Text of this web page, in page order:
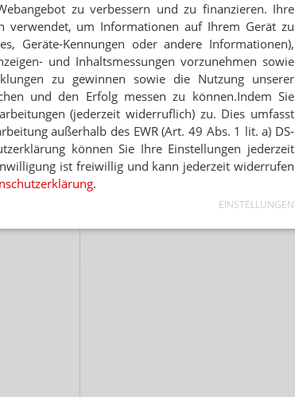
zu verbessern und zu finanzieren. Ihre
verwendet, um Informationen auf Ihrem Gerät zu
Geräte-Kennungen oder andere Informationen),
und Inhaltsmessungen vorzunehmen sowie
zu gewinnen sowie die Nutzung unserer
und den Erfolg messen zu können.Indem Sie
(jederzeit widerruflich) zu. Dies umfasst
außerhalb des EWR (Art. 49 Abs. 1 lit. a) DS-
können Sie Ihre Einstellungen jederzeit
ist freiwillig und kann jederzeit widerrufen
.
EINSTELLUNGEN
Jetzt abonnieren
Hinweis zum Newsletter &
Datenschutz